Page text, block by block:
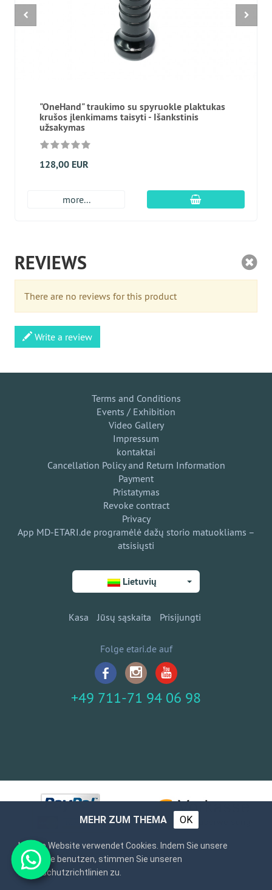
"OneHand" traukimo su spyruokle plaktukas
krušos įlenkimams taisyti - Išankstinis
užsakymas
128,00 EUR
more... Įdėti į krepšį
REVIEWS
There are no reviews for this product
Write a review
Terms and Conditions
Events / Exhibition
Video Gallery
Impressum
kontaktai
Cancellation Policy and Return Information
Payment
Pristatymas
Revoke contract
Privacy
App MD-ETARI.de programėlė dažų storio matuokliams –
atsisiųsti
Lietuvių
Kasa Jūsų sąskaita Prisijungti
Folge etari.de auf
+49 711-71 94 06 98
MEHR ZUM THEMA OK
Unsere Website verwendet Cookies. Indem Sie unsere
Webseite benutzen, stimmen Sie unseren
Datenschutzrichtlinien zu.